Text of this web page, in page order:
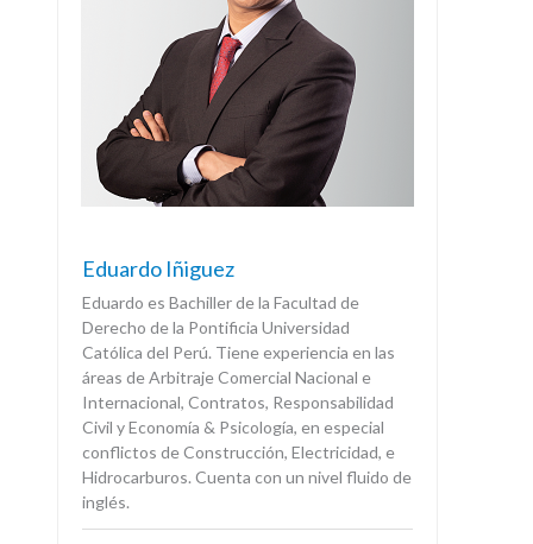
Eduardo Iñiguez
Eduardo es Bachiller de la Facultad de
Derecho de la Pontificia Universidad
Católica del Perú. Tiene experiencia en las
áreas de Arbitraje Comercial Nacional e
Internacional, Contratos, Responsabilidad
Civil y Economía & Psicología, en especial
conflictos de Construcción, Electricidad, e
Hidrocarburos. Cuenta con un nivel fluido de
inglés.